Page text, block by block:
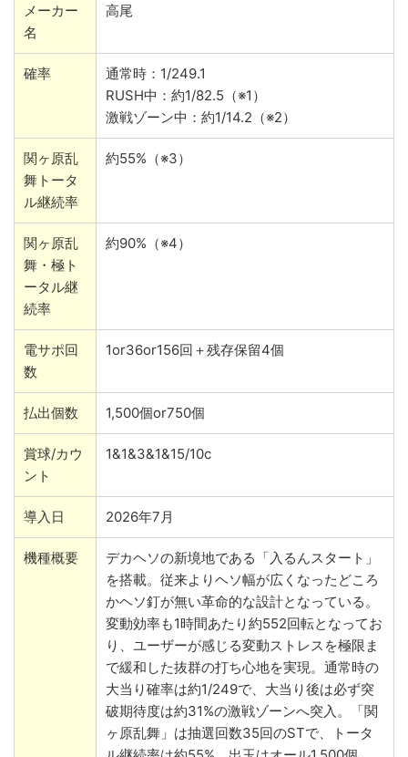
メーカー
名
高尾
確率
通常時：1/249.1
RUSH中：約1/82.5（※1）
激戦ゾーン中：約1/14.2（※2）
関ヶ原乱
舞トータ
ル継続率
約55%（※3）
関ヶ原乱
舞・極ト
ータル継
続率
約90%（※4）
電サポ回
数
1or36or156回＋残存保留4個
払出個数 1,500個or750個
賞球/カウ
ント
1&1&3&1&15/10c
導入日 2026年7月
機種概要
デカヘソの新境地である「入るんスタート」
を搭載。従来よりヘソ幅が広くなったどころ
かヘソ釘が無い革命的な設計となっている。
変動効率も1時間あたり約552回転となってお
り、ユーザーが感じる変動ストレスを極限ま
で緩和した抜群の打ち心地を実現。通常時の
大当り確率は約1/249で、大当り後は必ず突
破期待度は約31%の激戦ゾーンへ突入。「関
ヶ原乱舞」は抽選回数35回のSTで、トータ